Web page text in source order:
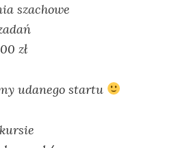
szachowe
zł
udanego startu